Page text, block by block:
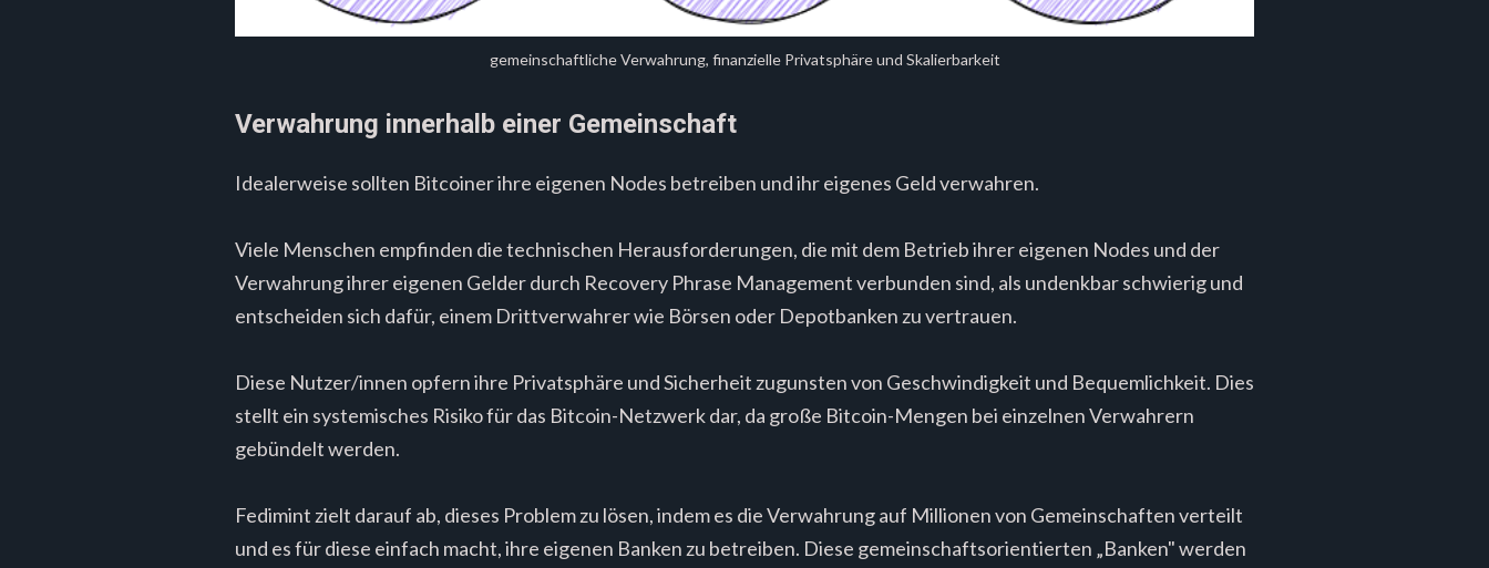
gemeinschaftliche Verwahrung, finanzielle Privatsphäre und Skalierbarkeit
Verwahrung innerhalb einer Gemeinschaft
Idealerweise sollten Bitcoiner ihre eigenen Nodes betreiben und ihr eigenes Geld verwahren.
Viele Menschen empfinden die technischen Herausforderungen, die mit dem Betrieb ihrer eigenen Nodes und der
Verwahrung ihrer eigenen Gelder durch Recovery Phrase Management verbunden sind, als undenkbar schwierig und
entscheiden sich dafür, einem Drittverwahrer wie Börsen oder Depotbanken zu vertrauen.
Diese Nutzer/innen opfern ihre Privatsphäre und Sicherheit zugunsten von Geschwindigkeit und Bequemlichkeit. Dies
stellt ein systemisches Risiko für das Bitcoin-Netzwerk dar, da große Bitcoin-Mengen bei einzelnen Verwahrern
gebündelt werden.
Fedimint zielt darauf ab, dieses Problem zu lösen, indem es die Verwahrung auf Millionen von Gemeinschaften verteilt
und es für diese einfach macht, ihre eigenen Banken zu betreiben. Diese gemeinschaftsorientierten „Banken" werden